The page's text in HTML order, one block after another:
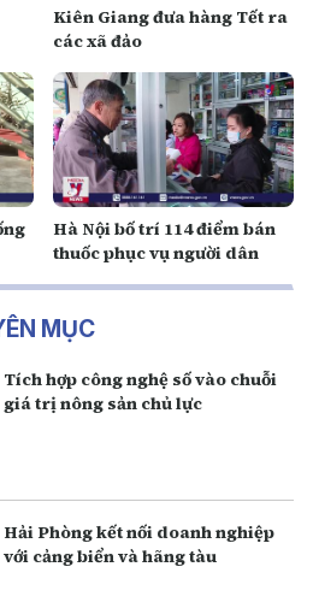
Kiên Giang đưa hàng Tết ra
các xã đảo
Hà Nội bố trí 114 điểm bán
thuốc phục vụ người dân
MỤC
Tích hợp công nghệ số vào chuỗi
giá trị nông sản chủ lực
Hải Phòng kết nối doanh nghiệp
với cảng biển và hãng tàu